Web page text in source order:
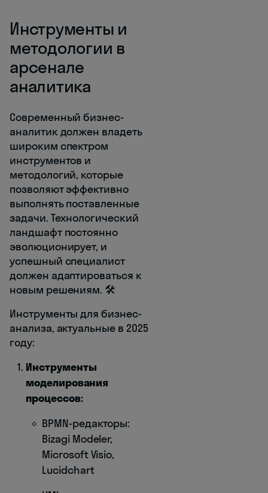
Инструменты и
методологии в
арсенале
аналитика
Современный бизнес-
аналитик должен владеть
широким спектром
инструментов и
методологий, которые
позволяют эффективно
выполнять поставленные
задачи. Технологический
ландшафт постоянно
эволюционирует, и
успешный специалист
должен адаптироваться к
новым решениям. 🛠️
Инструменты для бизнес-
анализа, актуальные в 2025
году:
Инструменты
моделирования
процессов:
BPMN-редакторы:
Bizagi Modeler,
Microsoft Visio,
Lucidchart